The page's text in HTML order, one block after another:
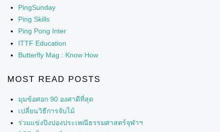
PingSunday
Ping Skills
Ping Pong Inter
ITTF Education
Butterfly Mag : Know How
MOST READ POSTS
มุมข้อศอก 90 องศาดีที่สุด
เปลี่ยนวิธีการจับไม้
ร่วมแข่งปิงปองประเพณีธรรมศาสตร์จุฬาฯ